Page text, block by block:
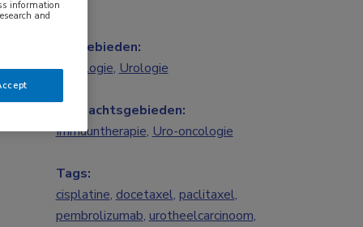
Vakgebieden:
Oncologie, Urologie
Aandachtsgebieden:
Immuuntherapie, Uro-oncologie
Tags:
cisplatine, docetaxel, paclitaxel,
pembrolizumab, urotheelcarcinoom,
information
and